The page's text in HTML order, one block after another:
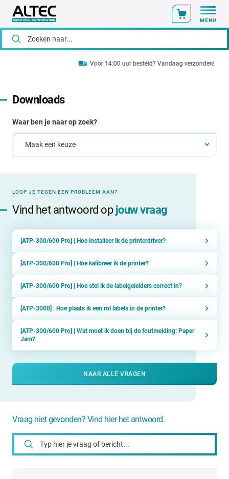
MENU
Voor 14:00 uur besteld? Vandaag verzonden!
Downloads
Waar ben je naar op zoek?
LOOP JE TEGEN EEN PROBLEEM AAN?
Vind het antwoord op jouw vraag
[ATP-300/600 Pro] | Hoe installeer ik de printerdriver?
[ATP-300/600 Pro] | Hoe kalibreer ik de printer?
[ATP-300/600 Pro] | Hoe stel ik de labelgeleiders correct in?
[ATP-3000] | Hoe plaats ik een rol labels in de printer?
[ATP-300/600 Pro] | Wat moet ik doen bij de foutmelding: Paper
Jam?
NAAR ALLE VRAGEN
Vraag niet gevonden? Vind hier het antwoord.